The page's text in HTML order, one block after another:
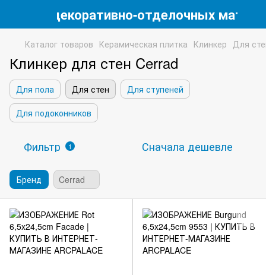
декоративно-отделочных
Каталог товаров Керамическая плитка Клинкер Для
Клинкер для стен Cerrad
Для пола Для стен
Для ступеней
Для подоконников
Фильтр 1 Сначала дешевле
Бренд Cerrad